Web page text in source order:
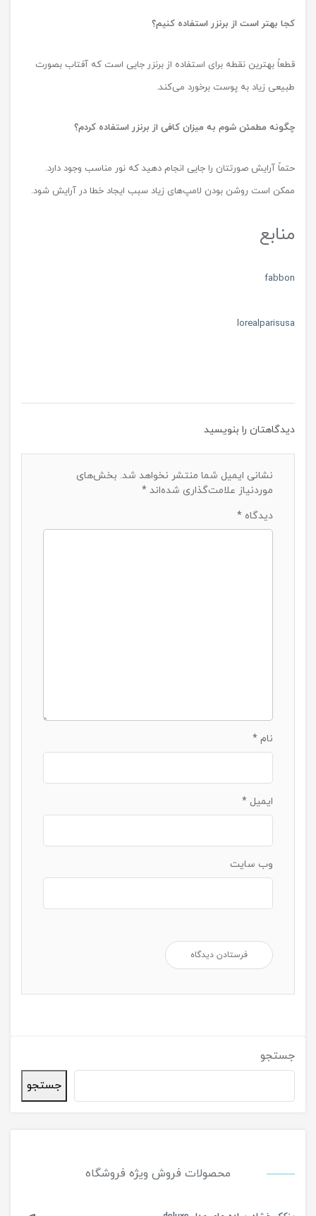
کجا بهتر است از برنزر استفاده کنیم؟
قطعاً بهترین نقطه برای استفاده از برنزر جایی است که آفتاب بصورت
طبیعی زیاد به پوست برخورد می‌کند.
چگونه مطمئن شوم به میزان کافی از برنزر استفاده کردم؟
حتماً آرایش صورتتان را جایی انجام دهید که نور مناسب وجود دارد.
ممکن است روشن بودن لامپ‌های زیاد سبب ایجاد خطا در آرایش شود.
منابع
fabbon
lorealparisusa
دیدگاهتان را بنویسید
نشانی ایمیل شما منتشر نخواهد شد. بخش‌های
موردنیاز علامت‌گذاری شده‌اند *
دیدگاه *
نام *
ایمیل *
وب‌ سایت
جستجو
جستجو
محصولات فروش ویژه فروشگاه